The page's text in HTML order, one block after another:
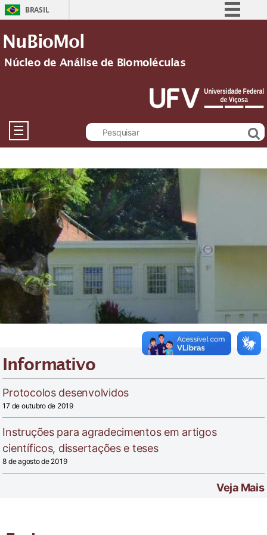
BRASIL
Participe
Acesso à informação
Legislação
Canais
NuBioMol
Núcleo de Análise de Biomoléculas
☰
Informativo
Protocolos desenvolvidos
17 de outubro de 2019
Instruções para agradecimentos em artigos
científicos, dissertações e teses
8 de agosto de 2019
Veja Mais